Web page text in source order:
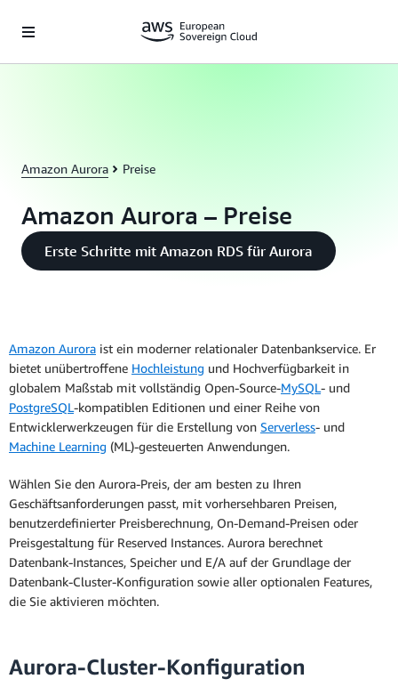
Amazon Aurora Preise
Amazon Aurora – Preise
Erste Schritte mit Amazon RDS für Aurora
Amazon Aurora ist ein moderner relationaler Datenbankservice. Er
bietet unübertroffene Hochleistung und Hochverfügbarkeit in
globalem Maßstab mit vollständig Open-Source-MySQL- und
PostgreSQL-kompatiblen Editionen und einer Reihe von
Entwicklerwerkzeugen für die Erstellung von Serverless- und
Machine Learning (ML)-gesteuerten Anwendungen.
Wählen Sie den Aurora-Preis, der am besten zu Ihren
Geschäftsanforderungen passt, mit vorhersehbaren Preisen,
benutzerdefinierter Preisberechnung, On-Demand-Preisen oder
Preisgestaltung für Reserved Instances. Aurora berechnet
Datenbank-Instances, Speicher und E/A auf der Grundlage der
Datenbank-Cluster-Konfiguration sowie aller optionalen Features,
die Sie aktivieren möchten.
Aurora-Cluster-Konfiguration